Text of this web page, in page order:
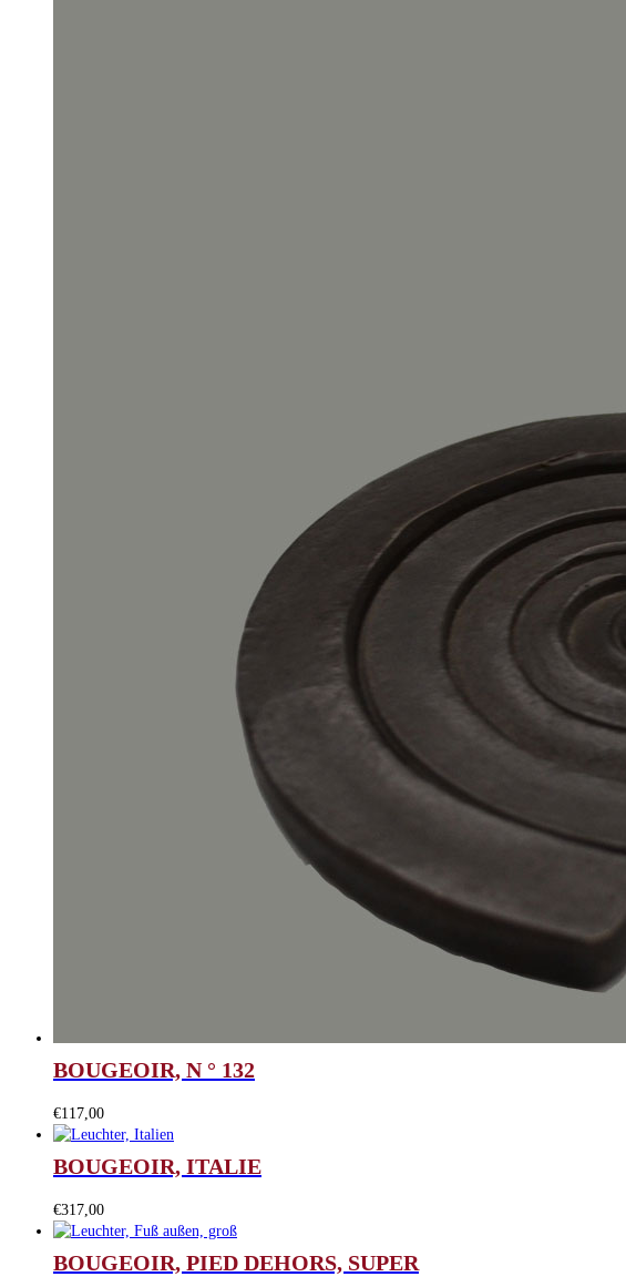
BOUGEOIR, N ° 132
€117,00
BOUGEOIR, ITALIE
€317,00
BOUGEOIR, PIED DEHORS, SUPER